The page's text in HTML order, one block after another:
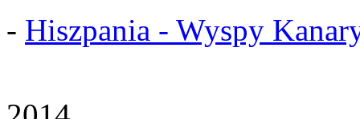
- Hiszpania - Wyspy